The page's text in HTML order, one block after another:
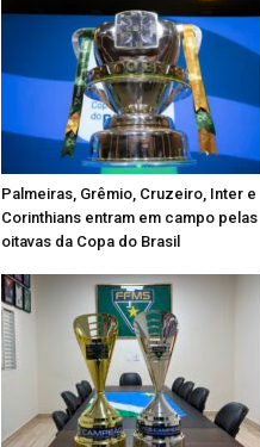
Palmeiras, Grêmio, Cruzeiro, Inter e
Corinthians entram em campo pelas
oitavas da Copa do Brasil